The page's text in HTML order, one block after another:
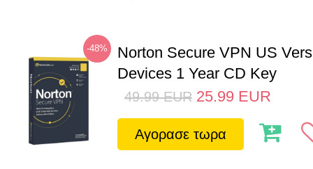
-48%
Norton Secure VPN US
Devices 1 Year CD Key
49.99 EUR 25.99 EUR
Αγορασε τωρα